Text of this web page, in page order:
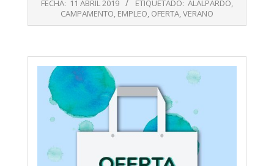
FECHA: 11 ABRIL 2019 ETIQUETADO: ALALPARDO,
CAMPAMENTO, EMPLEO, OFERTA,VERANO